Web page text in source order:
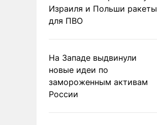
Израиля и Польши ракеты
для ПВО
На Западе выдвинули
новые идеи по
замороженным активам
России